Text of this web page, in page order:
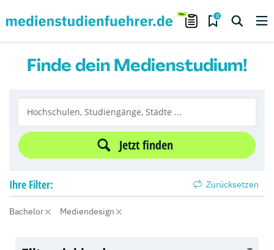
0
Finde dein Medienstudium!
Jetzt finden
Ihre Filter: Zurücksetzen
Bachelor Mediendesign